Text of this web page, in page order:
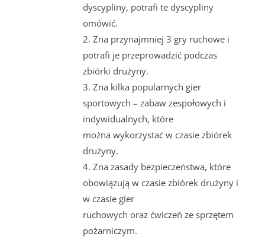
dyscypliny, potrafi te dyscypliny
omówić.
2. Zna przynajmniej 3 gry ruchowe i
potrafi je przeprowadzić podczas
zbiórki drużyny.
3. Zna kilka popularnych gier
sportowych – zabaw zespołowych i
indywidualnych, które
można wykorzystać w czasie zbiórek
drużyny.
4. Zna zasady bezpieczeństwa, które
obowiązują w czasie zbiórek drużyny i
w czasie gier
ruchowych oraz ćwiczeń ze sprzętem
pożarniczym.